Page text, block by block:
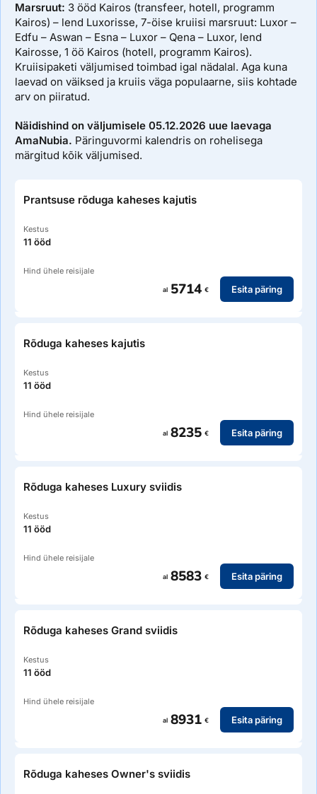
Marsruut: 3 ööd Kairos (transfeer, hotell, programm
Kairos) – lend Luxorisse, 7-öise kruiisi marsruut: Luxor –
Edfu – Aswan – Esna – Luxor – Qena – Luxor, lend
Kairosse, 1 öö Kairos (hotell, programm Kairos).
Kruiisipaketi väljumised toimbad igal nädalal. Aga kuna
laevad on väiksed ja kruiis väga populaarne, siis kohtade
arv on piiratud.
Näidishind on väljumisele 05.12.2026 uue laevaga
AmaNubia.​ Päringuvormi kalendris on rohelisega
märgitud kõik väljumised.
Prantsuse rõduga kaheses kajutis
Kestus
11 ööd
Hind ühele reisijale
al 5714 € Esita päring
Rõduga kaheses kajutis
Kestus
11 ööd
Hind ühele reisijale
al 8235 € Esita päring
Rõduga kaheses Luxury sviidis
Kestus
11 ööd
Hind ühele reisijale
al 8583 € Esita päring
Rõduga kaheses Grand sviidis
Kestus
11 ööd
Hind ühele reisijale
al 8931 € Esita päring
Rõduga kaheses Owner's sviidis